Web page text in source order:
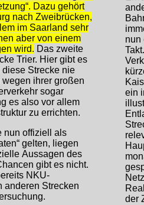
Dazu gehört
nach Zweibrücken,
im Saarland sehr
aber von einem
wird. Das zweite
Trier. Hier gibt es
Strecke nie
ihrer großen
sogar
es also vor allem
zu errichten.
nun offiziell als
gelten, liegen
Aussagen des
gibt es nicht.
NKU-
anderen Strecken
nun
ein
der